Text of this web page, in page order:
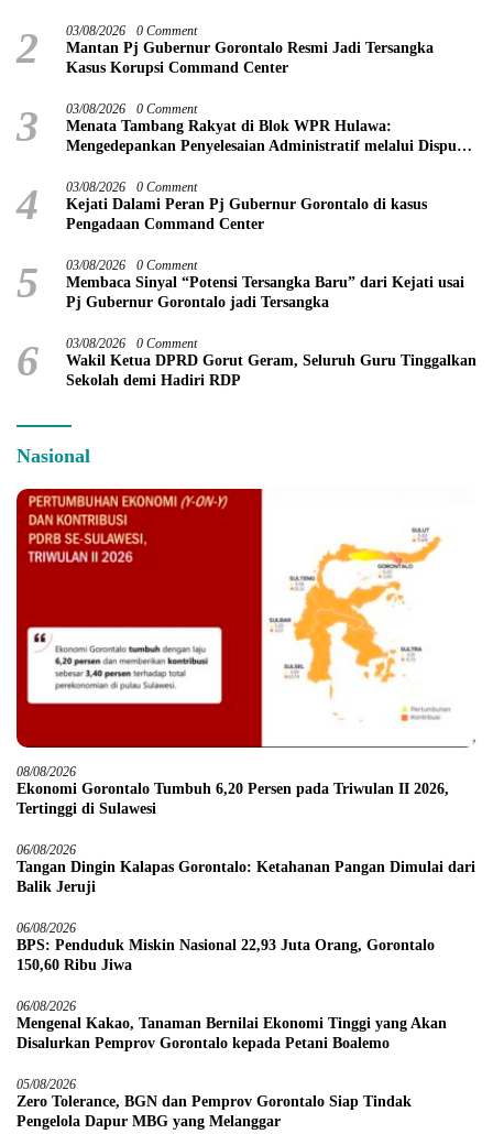
2 03/08/2026 0 Comment
Mantan Pj Gubernur Gorontalo Resmi Jadi Tersangka
Kasus Korupsi Command Center
3 03/08/2026 0 Comment
Menata Tambang Rakyat di Blok WPR Hulawa:
Mengedepankan Penyelesaian Administratif melalui Dispute
4 03/08/2026 0 Comment
Kejati Dalami Peran Pj Gubernur Gorontalo di kasus
Pengadaan Command Center
5 03/08/2026 0 Comment
Membaca Sinyal “Potensi Tersangka Baru” dari Kejati usai
Pj Gubernur Gorontalo jadi Tersangka
6 03/08/2026 0 Comment
Wakil Ketua DPRD Gorut Geram, Seluruh Guru Tinggalkan
Sekolah demi Hadiri RDP
Nasional
08/08/2026
Ekonomi Gorontalo Tumbuh 6,20 Persen pada Triwulan II 2026,
Tertinggi di Sulawesi
06/08/2026
Tangan Dingin Kalapas Gorontalo: Ketahanan Pangan Dimulai dari
Balik Jeruji
06/08/2026
BPS: Penduduk Miskin Nasional 22,93 Juta Orang, Gorontalo
150,60 Ribu Jiwa
06/08/2026
Mengenal Kakao, Tanaman Bernilai Ekonomi Tinggi yang Akan
Disalurkan Pemprov Gorontalo kepada Petani Boalemo
05/08/2026
Zero Tolerance, BGN dan Pemprov Gorontalo Siap Tindak
Pengelola Dapur MBG yang Melanggar